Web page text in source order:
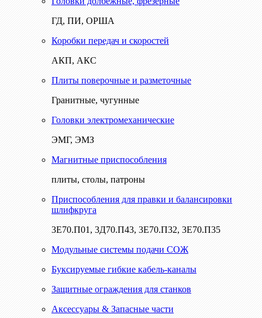
ГД, ПИ, ОРША
Коробки передач и скоростей
АКП, АКС
Плиты поверочные и разметочные
Гранитные, чугунные
Головки электромеханические
ЭМГ, ЭМЗ
Магнитные приспособления
плиты, столы, патроны
Приспособления для правки и балансировки
шлифкруга
3Е70.П01, 3Д70.П43, 3Е70.П32, 3Е70.П35
Модульные системы подачи СОЖ
Буксируемые гибкие кабель-каналы
Защитные ограждения для станков
Аксессуары & Запасные части